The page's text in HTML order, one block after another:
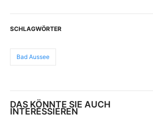
SCHLAGWÖRTER
Bad Aussee
DAS KÖNNTE SIE AUCH
INTERESSIEREN